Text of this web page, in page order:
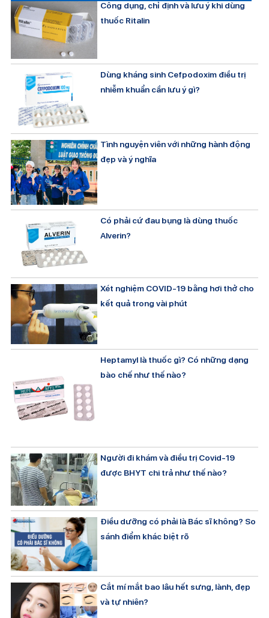
Công dụng, chỉ định và lưu ý khi dùng
thuốc Ritalin
Dùng kháng sinh Cefpodoxim điều trị
nhiễm khuẩn cần lưu ý gì?
Tình nguyện viên với những hành động
đẹp và ý nghĩa
Có phải cứ đau bụng là dùng thuốc
Alverin?
Xét nghiệm COVID-19 bằng hơi thở cho
kết quả trong vài phút
Heptamyl là thuốc gì? Có những dạng
bào chế như thế nào?
Người đi khám và điều trị Covid-19
được BHYT chi trả như thế nào?
Điều dưỡng có phải là Bác sĩ không? So
sánh điểm khác biệt rõ
Cắt mí mắt bao lâu hết sưng, lành, đẹp
và tự nhiên?